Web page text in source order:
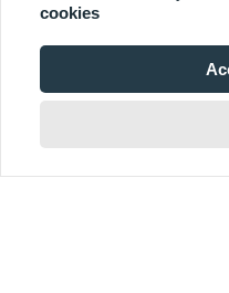
cookies